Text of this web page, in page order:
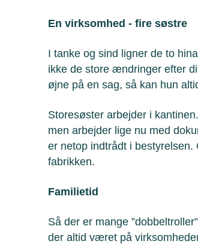
En virksomhed - fire søstre
I tanke og sind ligner de to
ikke de store ændringer efter
øjne på en sag, så kan hun
Storesøster arbejder i
men arbejder lige nu med
er netop indtrådt i
fabrikken.
Familietid
Så der er mange
der altid været på